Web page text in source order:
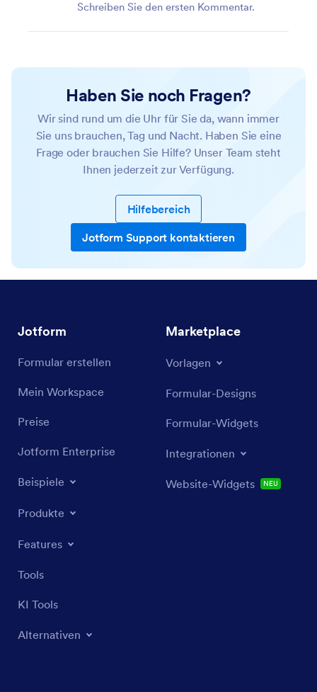
Schreiben Sie den ersten Kommentar.
Haben Sie noch Fragen?
Wir sind rund um die Uhr für Sie da, wann immer
Sie uns brauchen, Tag und Nacht. Haben Sie eine
Frage oder brauchen Sie Hilfe? Unser Team steht
Ihnen jederzeit zur Verfügung.
Hilfebereich
Jotform Support kontaktieren
Jotform
Formular erstellen
Mein Workspace
Preise
Jotform Enterprise
Beispiele
Produkte
Features
Tools
KI Tools
Alternativen
Marketplace
Vorlagen
Formular-Designs
Formular-Widgets
Integrationen
Website-Widgets NEU